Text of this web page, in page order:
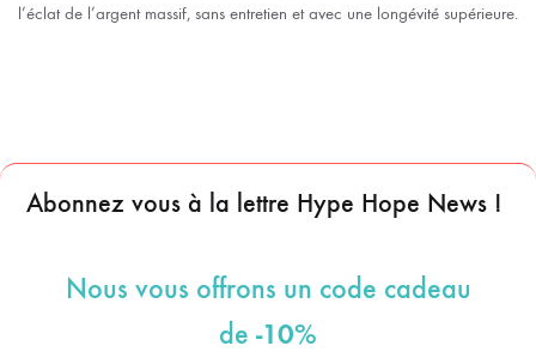
l’éclat de l’argent massif, sans entretien et avec une longévité supérieure.
Abonnez vous à la lettre Hype Hope News !
Nous vous offrons un code cadeau
de -10%